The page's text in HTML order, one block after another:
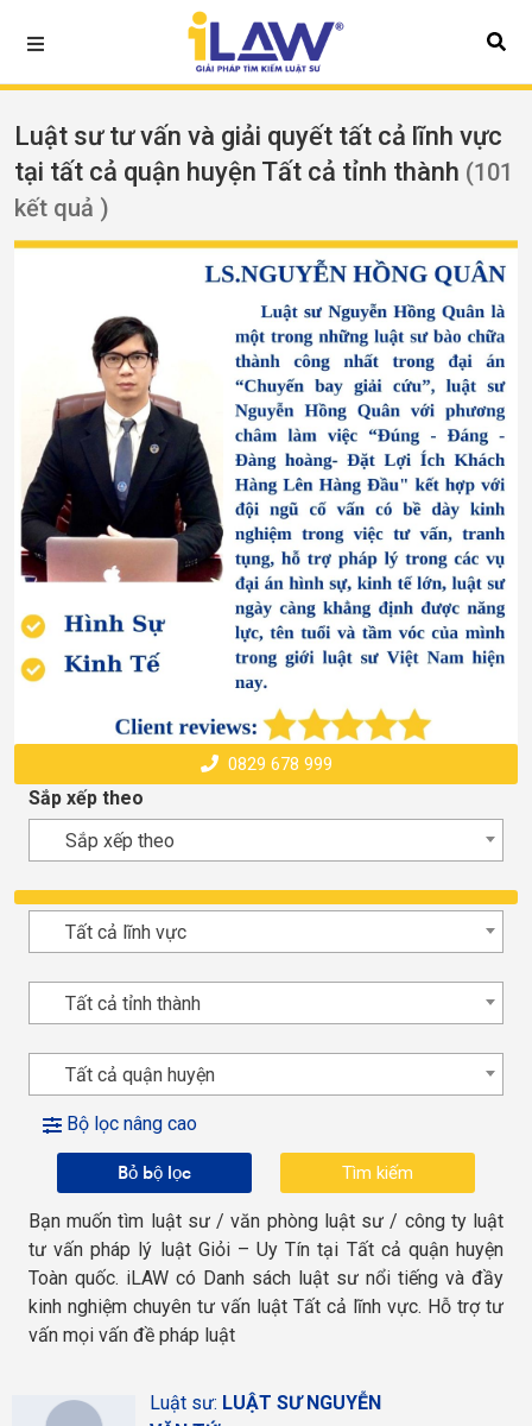
Luật sư tư vấn và giải quyết tất cả lĩnh vực
tại tất cả quận huyện Tất cả tỉnh thành (101
kết quả )
0829 678 999
Sắp xếp theo
Sắp xếp theo
Tất cả lĩnh vực
Tất cả tỉnh thành
Tất cả quận huyện
Bộ lọc nâng cao
Bỏ bộ lọc
Bạn muốn tìm luật sư / văn phòng luật sư / công ty luật
tư vấn pháp lý luật Giỏi – Uy Tín tại Tất cả quận huyện
Toàn quốc. iLAW có Danh sách luật sư nổi tiếng và đầy
kinh nghiệm chuyên tư vấn luật Tất cả lĩnh vực. Hỗ trợ tư
vấn mọi vấn đề pháp luật
Luật sư: LUẬT SƯ NGUYỄN